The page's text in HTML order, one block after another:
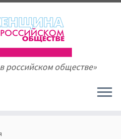
обществе»